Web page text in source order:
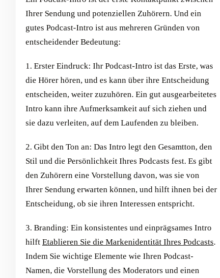
Ihrer Sendung und potenziellen Zuhörern. Und ein
gutes Podcast-Intro ist aus mehreren Gründen von
entscheidender Bedeutung:
1. Erster Eindruck: Ihr Podcast-Intro ist das Erste, was
die Hörer hören, und es kann über ihre Entscheidung
entscheiden, weiter zuzuhören. Ein gut ausgearbeitetes
Intro kann ihre Aufmerksamkeit auf sich ziehen und
sie dazu verleiten, auf dem Laufenden zu bleiben.
2. Gibt den Ton an: Das Intro legt den Gesamtton, den
Stil und die Persönlichkeit Ihres Podcasts fest. Es gibt
den Zuhörern eine Vorstellung davon, was sie von
Ihrer Sendung erwarten können, und hilft ihnen bei der
Entscheidung, ob sie ihren Interessen entspricht.
3. Branding: Ein konsistentes und einprägsames Intro
hilft Etablieren Sie die Markenidentität Ihres Podcasts.
Indem Sie wichtige Elemente wie Ihren Podcast-
Namen, die Vorstellung des Moderators und einen